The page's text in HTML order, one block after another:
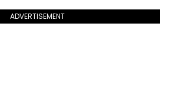
ADVERTISEMENT